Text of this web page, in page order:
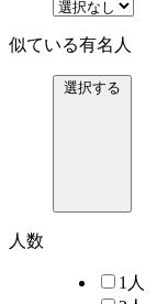
似ている有名人
選択する
人数
1人